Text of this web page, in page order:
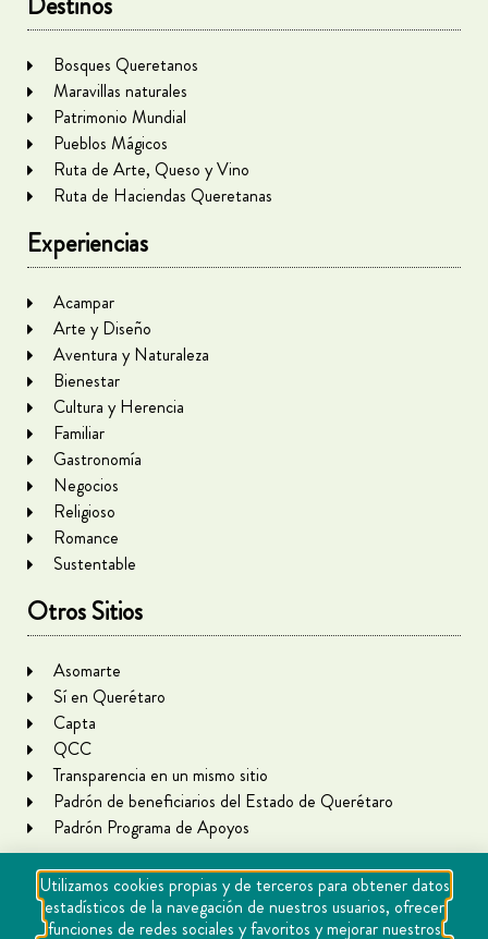
Bosques Queretanos
Maravillas naturales
Patrimonio Mundial
Pueblos Mágicos
Ruta de Arte, Queso y Vino
Ruta de Haciendas Queretanas
Experiencias
Acampar
Arte y Diseño
Aventura y Naturaleza
Bienestar
Cultura y Herencia
Familiar
Gastronomía
Negocios
Religioso
Romance
Sustentable
Otros Sitios
Asomarte
Sí en Querétaro
Capta
QCC
Transparencia en un mismo sitio
Padrón de beneficiarios del Estado de Querétaro
Padrón Programa de Apoyos
Utilizamos cookies propias y de terceros para obtener datos
estadísticos de la navegación de nuestros usuarios, ofrecer
funciones de redes sociales y favoritos y mejorar nuestros